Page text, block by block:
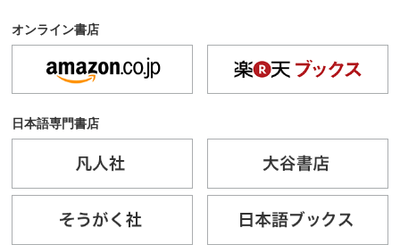
オンライン書店
日本語専門書店